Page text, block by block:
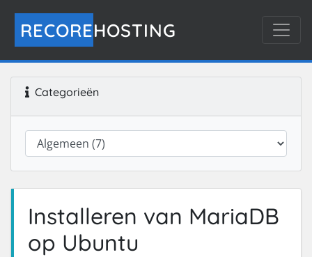
RECOREHOSTING
Categorieën
Installeren van MariaDB
op Ubuntu